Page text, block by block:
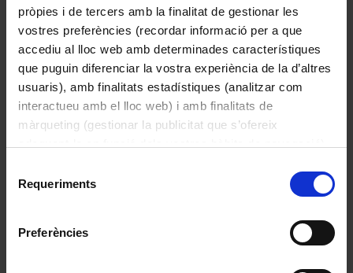
pròpies i de tercers amb la finalitat de gestionar les
vostres preferències (recordar informació per a que
accediu al lloc web amb determinades característiques
que puguin diferenciar la vostra experiència de la d’altres
usuaris), amb finalitats estadístiques (analitzar com
interactueu amb el lloc web) i amb finalitats de
màrqueting (gestionar la publicitat que s’ofereix
consultar laPolítica de galetes del lloc web de la
Requeriments
Preferències
Jardinet d’orats
Alegre, Francesc
Escrivà de Romaní, Joan, -1503
Estela, Miquel, S. XV
Fenollar, Bernat, ca. 1438-1516
Ferrer, Pere Joan, 1431 - ca. 1502
Llull, Romeu, ca. 1439-1496
Oliver, Guillem, S. XV